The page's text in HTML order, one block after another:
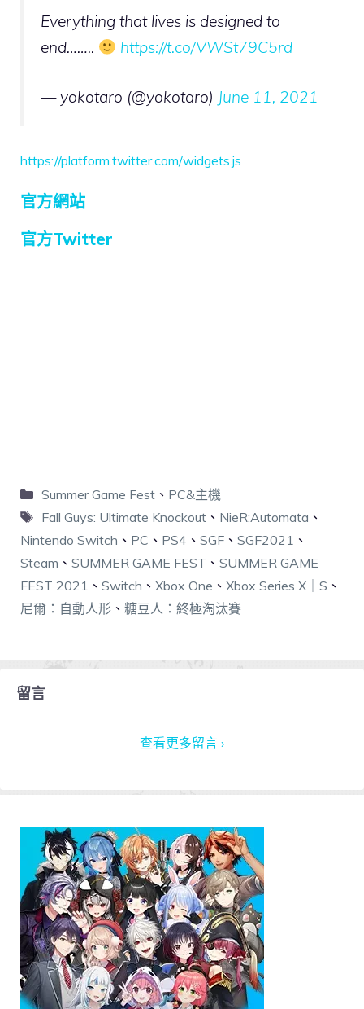
Everything that lives is designed to
end……..
https://t.co/VWSt79C5rd
— yokotaro (@yokotaro) June 11, 2021
https://platform.twitter.com/widgets.js
官方網站
官方Twitter
Summer Game Fest、 PC&主機
Fall Guys: Ultimate Knockout、 NieR:Automata 、
Nintendo Switch 、 PC 、 PS4 、 SGF 、 SGF2021 、
Steam 、 SUMMER GAME FEST 、 SUMMER GAME
FEST 2021 、 Switch 、 Xbox One 、 Xbox Series X｜S 、
尼爾：自動人形 、 糖豆人：終極淘汰賽
留言
查看更多留言 ›